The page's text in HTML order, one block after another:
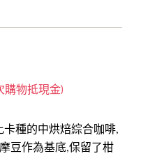
種的中烘焙綜合咖啡,
豆作為基底,保留了柑